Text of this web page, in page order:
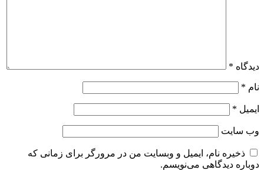
دیدگاه *
نام *
ایمیل *
وب‌ سایت
ذخیره نام، ایمیل و وبسایت من در مرورگر برای زمانی که
دوباره دیدگاهی می‌نویسم.